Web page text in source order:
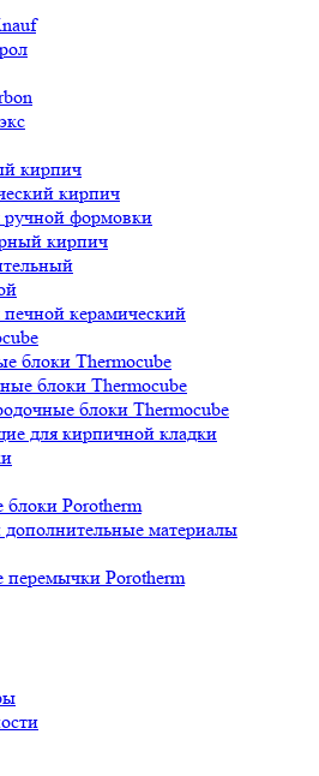
кирпич
кирпич
формовки
кирпич
керамический
блоки Thermocube
блоки Thermocube
блоки Thermocube
для кирпичной кладки
блоки Porotherm
материалы
перемычки Porotherm